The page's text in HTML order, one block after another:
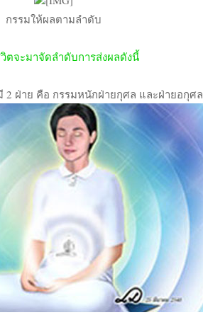
กรรมให้ผลตามลำดับ
ตจะมาจัดลำดับการส่งผลดังนี้
2 ฝ่าย คือ กรรมหนักฝ่ายกุศล และฝ่ายอกุศล